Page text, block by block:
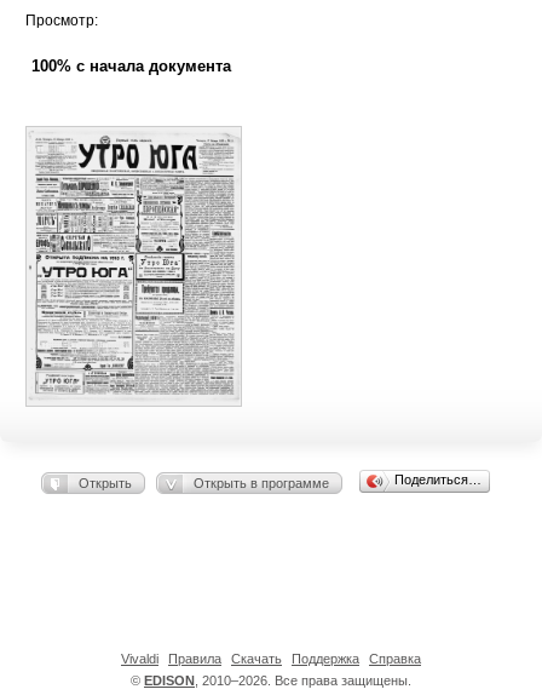
Просмотр:
100% с начала документа
Открыть Открыть в программе Поделиться…
© EDISON , 2010–2026. Все права защищены.
Vivaldi Правила Скачать Поддержка Справка